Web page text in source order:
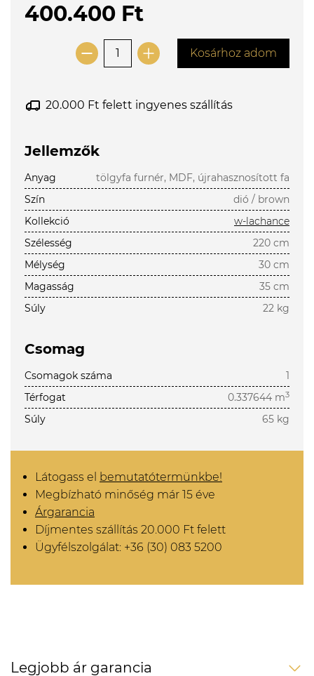
400.400 Ft
Kosárhoz adom
20.000 Ft felett ingyenes szállítás
Jellemzők
Anyag
tölgyfa furnér, MDF, újrahasznosított fa
Szín
dió / brown
Kollekció
w-lachance
Szélesség
220 cm
Mélység
30 cm
Magasság
35 cm
Súly
22 kg
Csomag
Csomagok száma
1
Térfogat
0.337644 m3
Súly 65 kg
Látogass el bemutatótermünkbe!
Megbízható minőség már 15 éve
Árgarancia
Díjmentes szállítás 20.000 Ft felett
Ügyfélszolgálat: +36 (30) 083 5200
Legjobb ár garancia